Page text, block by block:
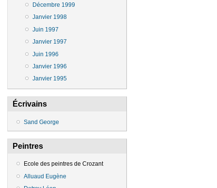
Décembre 1999
Janvier 1998
Juin 1997
Janvier 1997
Juin 1996
Janvier 1996
Janvier 1995
Écrivains
Sand George
Peintres
Ecole des peintres de Crozant
Alluaud Eugène